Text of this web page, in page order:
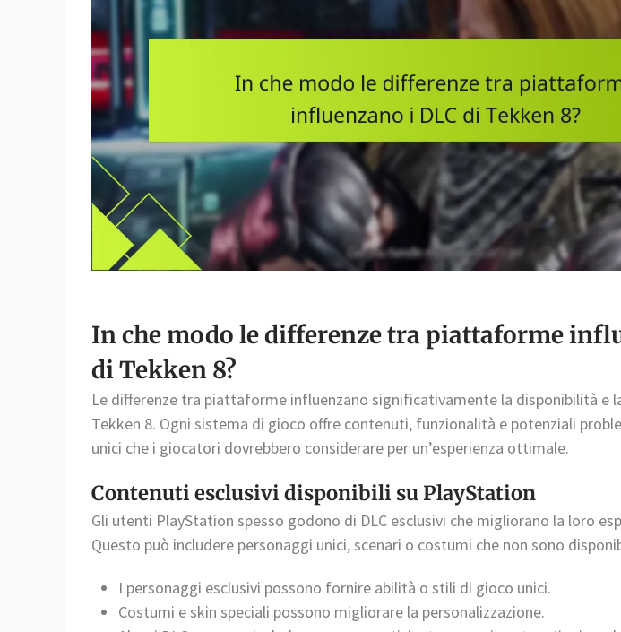
In che modo le differenze tra piattaforme
di Tekken 8?
Le differenze tra piattaforme influenzano significativamente la disponibilità e
Tekken 8. Ogni sistema di gioco offre contenuti, funzionalità e potenziali
unici che i giocatori dovrebbero considerare per un’esperienza ottimale.
Contenuti esclusivi disponibili su PlayStation
Gli utenti PlayStation spesso godono di DLC esclusivi che migliorano la loro
Questo può includere personaggi unici, scenari o costumi che non sono
I personaggi esclusivi possono fornire abilità o stili di gioco unici.
Costumi e skin speciali possono migliorare la personalizzazione.